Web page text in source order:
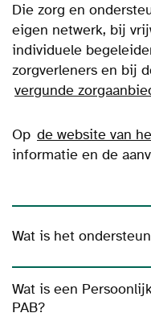
Die zorg en
eigen netwerk, bij
individuele
zorgverleners en bij
vergunde
Op de website van
informatie en de
Wat is het
Wat is een
PAB?